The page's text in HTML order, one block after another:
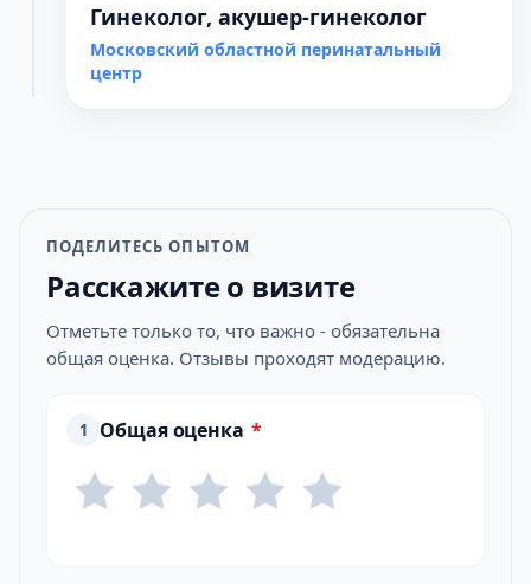
Гинеколог, акушер-гинеколог
Московский областной перинатальный
центр
ПОДЕЛИТЕСЬ ОПЫТОМ
Расскажите о визите
Отметьте только то, что важно - обязательна
общая оценка. Отзывы проходят модерацию.
1 Общая оценка *